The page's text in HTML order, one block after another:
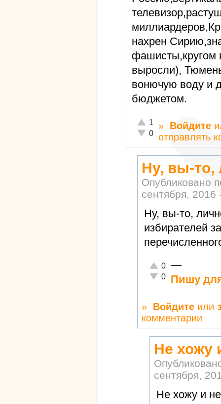
нахрен
фашисты,кругом
выросли),
вонючую воду и
бюджетом.
Отлично!
1
Неадекватно!
0
» Войдите
отправлять
Ну, вы-то,
Опубликовано
сентября, 2016
Ну, вы-то,
избирателей
Отлично!
0
Неадекватно!
0
—
Пишу
» Войдите или
комментарии
Не хожу
сентября,
Не хожу и